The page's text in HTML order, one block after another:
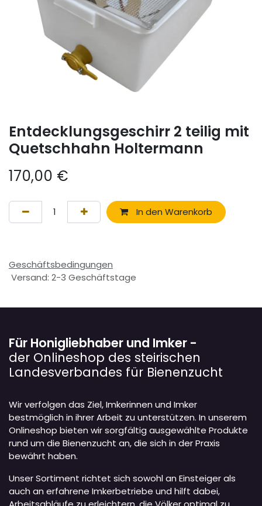
Entdecklungsgeschirr 2 teilig mit
Quetschhahn Holtermann
170,00 €
In den Warenkorb
Geschäftsbedingungen
Versand: 2-3 Geschäftstage
Für Honigliebhaber und Imker -
der Onlineshop des steirischen
Landesverbandes für Bienenzucht
Wir verfolgen das Ziel, Imkerinnen und Imker
bestmöglich in ihrer Arbeit zu unterstützen. In unserem
Onlineshop bieten wir sorgfältig ausgewählte Produkte
rund um die Bienenzucht an, die sich in der Praxis
bewährt haben.
Unser Sortiment richtet sich sowohl an Einsteiger als
auch an erfahrene Imkerbetriebe und hilft dabei,